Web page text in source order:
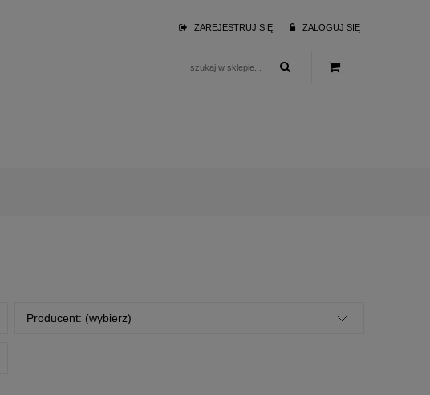
ZAREJESTRUJ SIĘ ZALOGUJ SIĘ
Producent: (wybierz)